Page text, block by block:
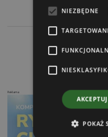
JLG z
Reklama
NIEZBĘDNE
POKAŻ